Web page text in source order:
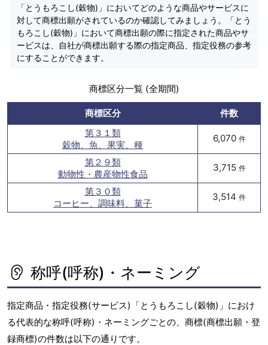
「とうもろこし(穀物)」においてどのような商品やサービスに
対して商標出願がされているのか確認してみましょう。「とう
もろこし(穀物)」において商標出願の際に指定された商品やサ
ービスは、自社が商標出願する際の指定商品、指定役務の参考
にすることができます。
商標区分一覧 (全期間)
商標区分
件数
第３１類
穀物、魚、果実、種
6,070 件
第２９類
動物性・農産物性食品
3,715 件
第３０類
コーヒー、調味料、菓子
3,514 件
称呼(呼称)・ネーミング
指定商品・指定役務(サービス)「とうもろこし(穀物)」におけ
る代表的な称呼(呼称)・ネーミングごとの、商標(商標出願・登
録商標)の件数は以下の通りです。